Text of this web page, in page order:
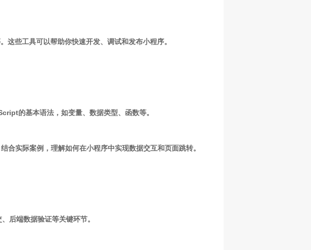
这些工具可以帮助你快速开发、调试和发布小程序。
的基本语法，如变量、数据类型、函数等。
实际案例，理解如何在小程序中实现数据交互和页面跳转。
后端数据验证等关键环节。